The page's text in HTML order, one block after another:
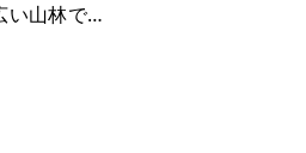
山林です